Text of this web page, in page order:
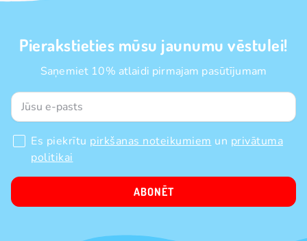
Pierakstieties mūsu jaunumu vēstulei!
Saņemiet 10% atlaidi pirmajam pasūtījumam
Es piekrītu pirkšanas noteikumiem un privātuma
politikai
ABONĒT